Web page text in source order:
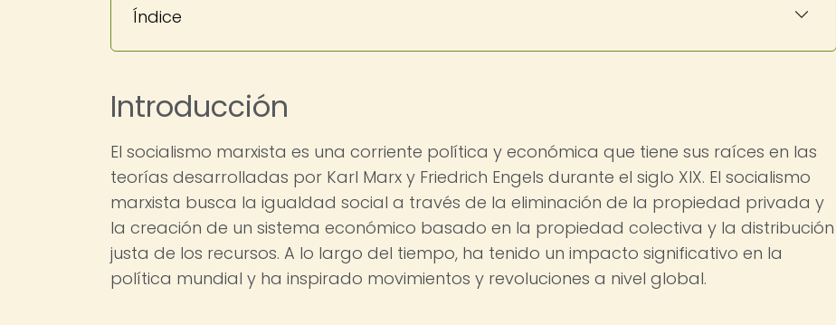
Índice
Introducción
El socialismo marxista es una corriente política y económica que tiene sus raíces en las
teorías desarrolladas por Karl Marx y Friedrich Engels durante el siglo XIX. El socialismo
marxista busca la igualdad social a través de la eliminación de la propiedad privada y
la creación de un sistema económico basado en la propiedad colectiva y la distribución
justa de los recursos. A lo largo del tiempo, ha tenido un impacto significativo en la
política mundial y ha inspirado movimientos y revoluciones a nivel global.